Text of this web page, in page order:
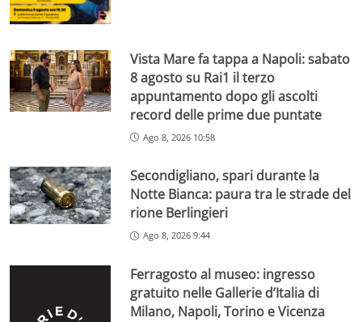
Vista Mare fa tappa a Napoli: sabato
8 agosto su Rai1 il terzo
appuntamento dopo gli ascolti
record delle prime due puntate
Ago 8, 2026 10:58
Secondigliano, spari durante la
Notte Bianca: paura tra le strade del
rione Berlingieri
Ago 8, 2026 9:44
Ferragosto al museo: ingresso
gratuito nelle Gallerie d’Italia di
Milano, Napoli, Torino e Vicenza